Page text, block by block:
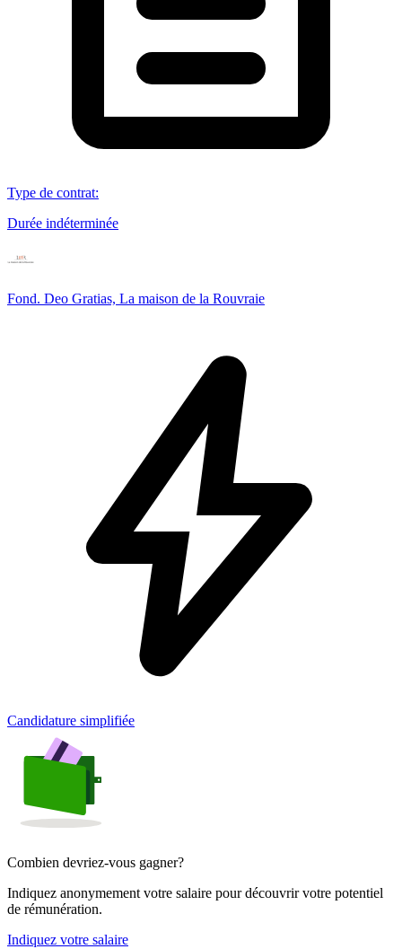
Type de contrat:
Durée indéterminée
Fond. Deo Gratias, La maison de la Rouvraie
Candidature simplifiée
Combien devriez-vous gagner?
Indiquez anonymement votre salaire pour découvrir votre potentiel
de rémunération.
Indiquez votre salaire